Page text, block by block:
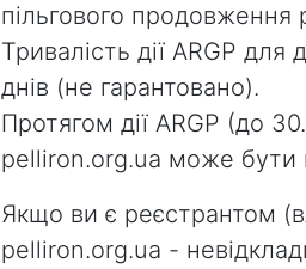
пільгового продовження
Тривалість дії ARGP
днів (не гарантовано).
Протягом дії ARGP (до
pelliron.org.ua може бути
Якщо ви є реєстрантом
pelliron.org.ua -